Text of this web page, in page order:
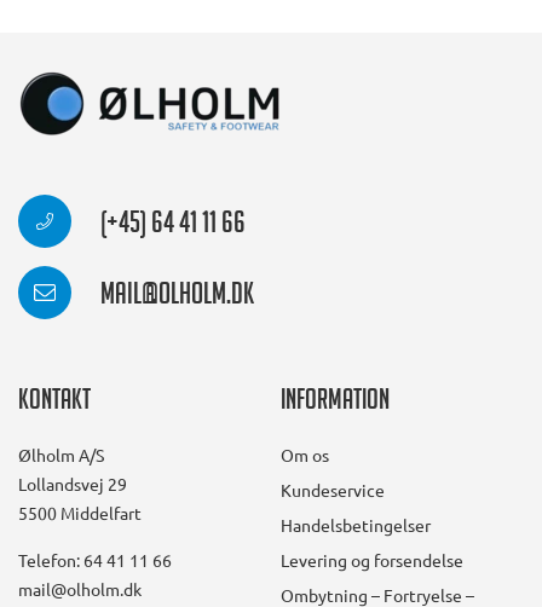
(+45) 64 41 11 66
mail@olholm.dk
Kontakt
Ølholm A/S
Lollandsvej 29
5500 Middelfart
Telefon: 64 41 11 66
mail@olholm.dk
Information
Om os
Kundeservice
Handelsbetingelser
Levering og forsendelse
Ombytning – Fortryelse –